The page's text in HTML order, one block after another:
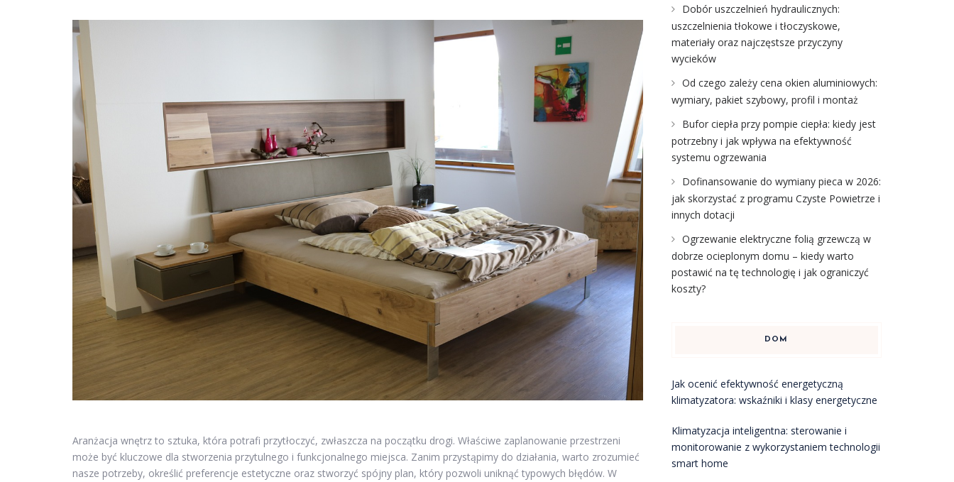
Aranżacja wnętrz to sztuka, która potrafi przytłoczyć, zwłaszcza na początku drogi. Właściwe zaplanowanie przestrzeni
może być kluczowe dla stworzenia przytulnego i funkcjonalnego miejsca. Zanim przystąpimy do działania, warto zrozumieć
nasze potrzeby, określić preferencje estetyczne oraz stworzyć spójny plan, który pozwoli uniknąć typowych błędów. W
Dobór uszczelnień hydraulicznych:
uszczelnienia tłokowe i tłoczyskowe,
materiały oraz najczęstsze przyczyny
wycieków
Od czego zależy cena okien aluminiowych:
wymiary, pakiet szybowy, profil i montaż
Bufor ciepła przy pompie ciepła: kiedy jest
potrzebny i jak wpływa na efektywność
systemu ogrzewania
Dofinansowanie do wymiany pieca w 2026:
jak skorzystać z programu Czyste Powietrze i
innych dotacji
Ogrzewanie elektryczne folią grzewczą w
dobrze ocieplonym domu – kiedy warto
postawić na tę technologię i jak ograniczyć
koszty?
DOM
Jak ocenić efektywność energetyczną
klimatyzatora: wskaźniki i klasy energetyczne
Klimatyzacja inteligentna: sterowanie i
monitorowanie z wykorzystaniem technologii
smart home